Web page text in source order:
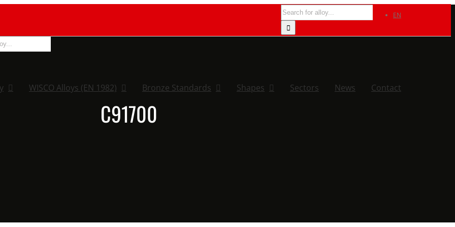
EN
Search
for:
WISCO Alloys (EN 1982) Bronze Standards Shapes Sectors News Contact
C91700